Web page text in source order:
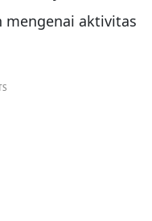
aktivitas